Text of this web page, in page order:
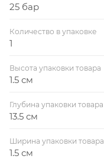
25 бар
Количество в упаковке
1
Высота упаковки товара
1.5 см
Глубина упаковки товара
13.5 см
Ширина упаковки товара
1.5 см